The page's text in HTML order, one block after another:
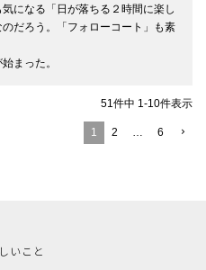
になる「日が落ちる２時間に楽し
だろう。「フォローコート」も素
51 件中 1 -10件表示
1 2 6
いこと